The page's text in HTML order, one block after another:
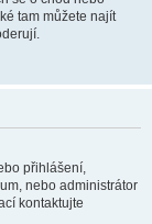
tam můžete najít
přihlášení,
nebo administrátor
kontaktujte